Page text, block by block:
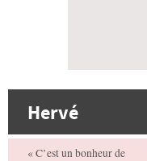
Hervé
« C’est un bonheur de